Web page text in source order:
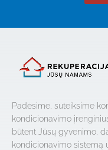
Padėsime, suteiksime
kondicionavimo
būtent Jūsų gyvenimo,
kondicionavimo sistemą